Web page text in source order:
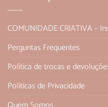
COMUNIDADE CRIATIVA –
Perguntas Frequentes
Política de trocas e
Políticas de Privacidade